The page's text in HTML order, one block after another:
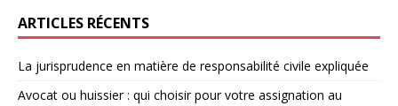
ARTICLES RÉCENTS
La jurisprudence en matière de responsabilité civile expliquée
Avocat ou huissier : qui choisir pour votre assignation au